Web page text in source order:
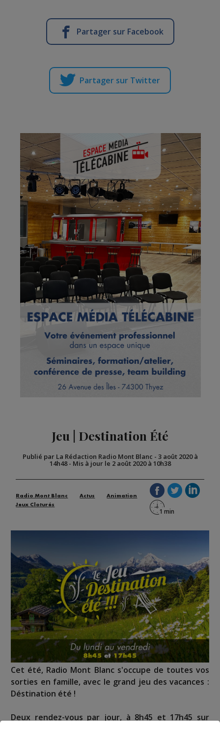
Partager sur Facebook
Partager sur Twitter
Jeu | Destination Été
Publié par La Rédaction Radio Mont Blanc - 3 août 2020 à
14h48- Mis à jour le 2 août 2020 à 10h38
Radio Mont Blanc Actus
Animation
Jeux Cloturés
Cet été, Radio Mont Blanc s'occupe de toutes vos
sorties en famille, avec le grand jeu des vacances :
Déstination été !
Deux rendez-vous par jour, à 8h45 et 17h45 sur